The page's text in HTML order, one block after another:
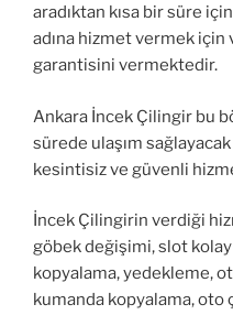
aradıktan kısa bir süre
adına hizmet vermek için
garantisini vermektedir.
Ankara İncek Çilingir bu
sürede ulaşım
kesintisiz ve güvenli
İncek Çilingirin verdiği
göbek değişimi, slot
kopyalama, yedekleme,
kumanda kopyalama, oto